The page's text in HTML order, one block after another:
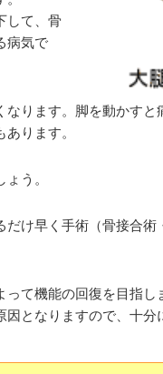
して、骨
病気で
ります。脚を動かすと
ります。
う。
け早く手術（骨接合術
て機能の回復を目指し
因となりますので、十分